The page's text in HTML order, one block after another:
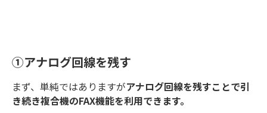
①アナログ回線を残す
まず、単純ではありますがアナログ回線を残すことで引
き続き複合機のFAX機能を利用できます。